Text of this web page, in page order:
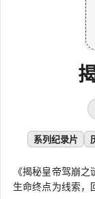
系列纪录片
《揭秘皇帝驾崩
生命终点为线索，